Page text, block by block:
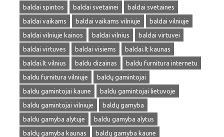
baldai spintos
baldai svetainei
baldai svetaines
baldai vaikams
baldai vaikams vilniuje
baldai vilniuje
baldai vilniuje kainos
baldai vilnius
baldai virtuvei
baldai virtuves
baldai visiems
baldai.lt kaunas
baldai.lt vilnius
baldu dizainas
baldu furnitura internetu
baldu furnitura vilniuje
baldų gamintojai
baldu gamintojai kaune
baldu gamintojai lietuvoje
baldu gamintojai vilniuje
baldų gamyba
baldu gamyba alytuje
baldu gamyba alytus
baldų gamyba kaunas
baldų gamyba kaune